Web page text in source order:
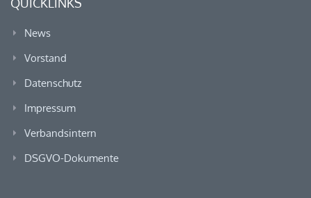
News
Vorstand
Datenschutz
Impressum
Verbandsintern
DSGVO-Dokumente